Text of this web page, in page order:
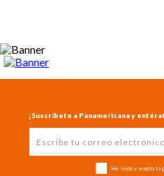
¡Suscríbete a Panamericana y
He leído y acepto la